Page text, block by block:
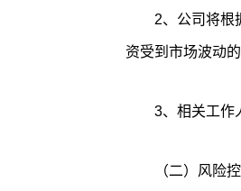
2、公司将根
资受到市场波动的
3、相关工作
（二）风险